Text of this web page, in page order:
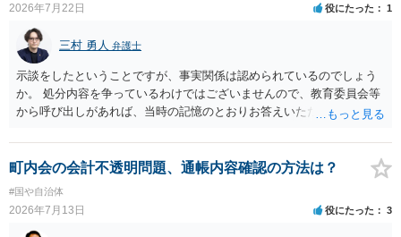
2026年7月22日 役にたった 1
三村 勇人 弁護士
示談をしたということですが、事実関係は認められているのでしょう
か。 処分内容を争っているわけではございませんので、教育委員会等
から呼び出しがあれば、当時の記憶のとおりお答えいただくことにな
町内会の会計不透明問題、通帳内容確認の方法は？
#国や自治体
2026年7月13日 役にたった 3